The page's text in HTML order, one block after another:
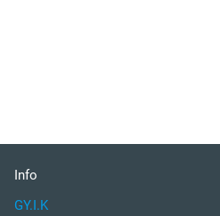
Info
GY.I.K